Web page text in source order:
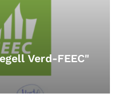
Verd-FEEC"